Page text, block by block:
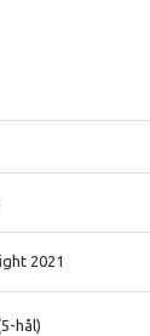
2021
hål)